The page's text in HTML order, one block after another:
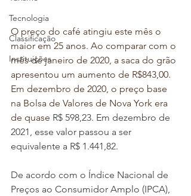
Tecnologia
Classificação
Instituições
O preço do café atingiu este mês o
maior em 25 anos. Ao comparar com o
mês de janeiro de 2020, a saca do grão
apresentou um aumento de R$843,00.
Em dezembro de 2020, o preço base
na Bolsa de Valores de Nova York era
de quase R$ 598,23. Em dezembro de
2021, esse valor passou a ser
equivalente a R$ 1.441,82.
De acordo com o Índice Nacional de
Preços ao Consumidor Amplo (IPCA),